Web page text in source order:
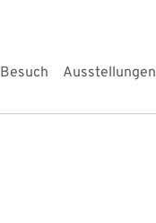
Besuch Ausstellungen